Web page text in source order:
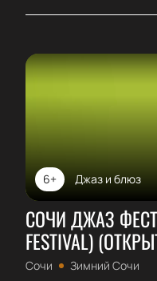
Джаз и блюз
6+
СОЧИ ДЖАЗ
FESTIVAL)
Сочи Зимний Сочи